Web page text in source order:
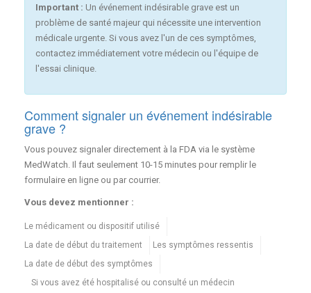
Important : Un événement indésirable grave est un
problème de santé majeur qui nécessite une intervention
médicale urgente. Si vous avez l'un de ces symptômes,
contactez immédiatement votre médecin ou l'équipe de
l'essai clinique.
Comment signaler un événement indésirable
grave ?
Vous pouvez signaler directement à la FDA via le système
MedWatch. Il faut seulement 10-15 minutes pour remplir le
formulaire en ligne ou par courrier.
Vous devez mentionner :
Le médicament ou dispositif utilisé
La date de début du traitement
Les symptômes ressentis
La date de début des symptômes
Si vous avez été hospitalisé ou consulté un médecin